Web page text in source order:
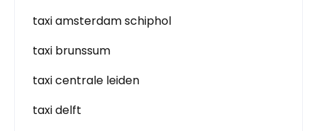
taxi amsterdam schiphol
taxi brunssum
taxi centrale leiden
taxi delft